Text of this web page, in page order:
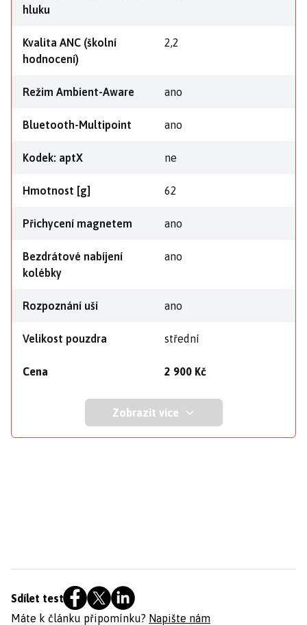
hluku
Kvalita ANC (školní
hodnocení)
2,2
Režim Ambient-Aware ano
Bluetooth-Multipoint ano
Kodek: aptX ne
Hmotnost [g] 62
Přichycení magnetem ano
Bezdrátové nabíjení
kolébky
ano
Rozpoznání uší ano
Velikost pouzdra střední
Cena 2 900 Kč
Zobrazit více
Sdílet test
Máte k článku připomínku? Napište nám